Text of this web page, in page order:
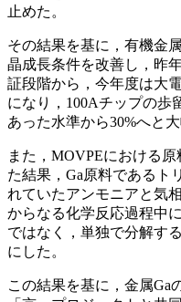
止めた。
その結果を基に，有機金
晶成長条件を改善し，昨
証段階から，今年度は大
になり，100Aチップの歩
あった水準から30%へと
また，MOVPEにおける
た結果，Ga原料であるト
れていたアンモニアと気
からなる化学反応過程中
ではなく，単独で分解す
にした。
この結果を基に，金属Ga